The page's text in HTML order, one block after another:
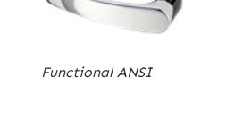
Functional ANSI